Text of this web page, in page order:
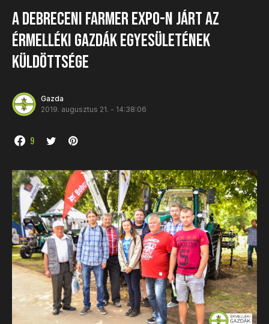
A debreceni Farmer Expo-n járt az
Érmelléki Gazdák Egyesületének
küldöttsége
Gazda
2019. augusztus 21. - 14:38:06
9